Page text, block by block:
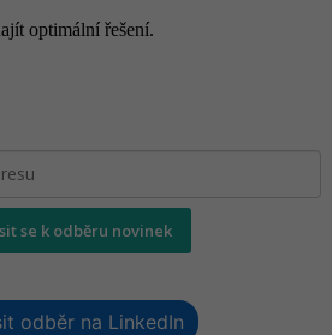
optimální řešení.
se k odběru novinek
odběr na LinkedIn